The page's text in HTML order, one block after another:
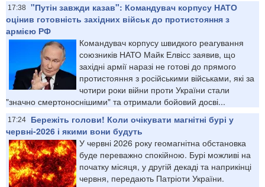
17:38 "Путін завжди казав": Командувач корпусу НАТО
оцінив готовність західних військ до протистояння з
армією РФ
Командувач корпусу швидкого реагування
союзників НАТО Майк Елвісс заявив, що
західні армії наразі не готові до прямого
протистояння з російськими військами, які за
чотири роки війни проти України стали
"значно смертоноснішими" та отримали бойовий досві...
17:24
Бережіть голови! Коли очікувати магнітні бурі у
червні-2026 і якими вони будуть
У червні 2026 року геомагнітна обстановка
буде переважно спокійною. Бурі можливі на
початку місяця, у другій декаді та наприкінці
червня, передають Патріоти України.